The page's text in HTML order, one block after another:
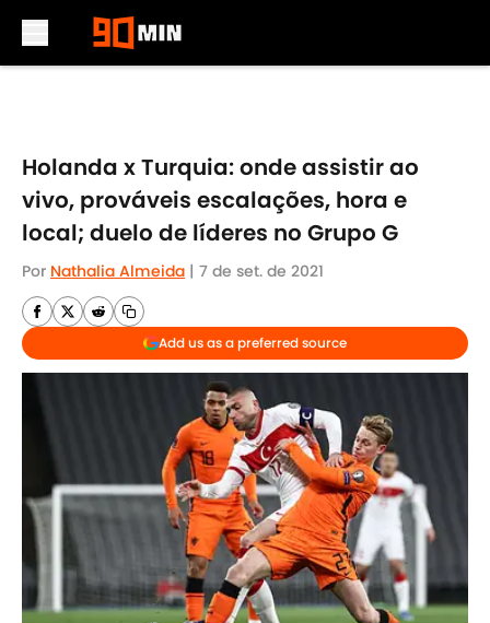
Holanda x Turquia: onde assistir ao
vivo, prováveis escalações, hora e
local; duelo de líderes no Grupo G
Por Nathalia Almeida | 7 de set. de 2021
Add us as a preferred source